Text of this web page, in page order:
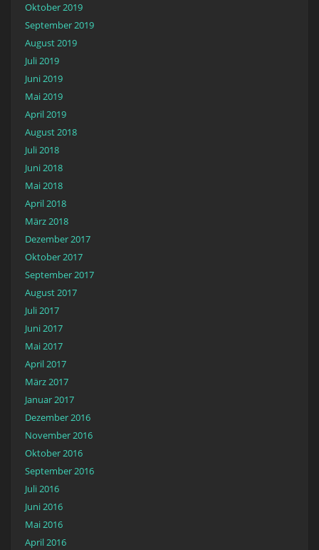
Oktober 2019
September 2019
August 2019
Juli 2019
Juni 2019
Mai 2019
April 2019
August 2018
Juli 2018
Juni 2018
Mai 2018
April 2018
März 2018
Dezember 2017
Oktober 2017
September 2017
August 2017
Juli 2017
Juni 2017
Mai 2017
April 2017
März 2017
Januar 2017
Dezember 2016
November 2016
Oktober 2016
September 2016
Juli 2016
Juni 2016
Mai 2016
April 2016